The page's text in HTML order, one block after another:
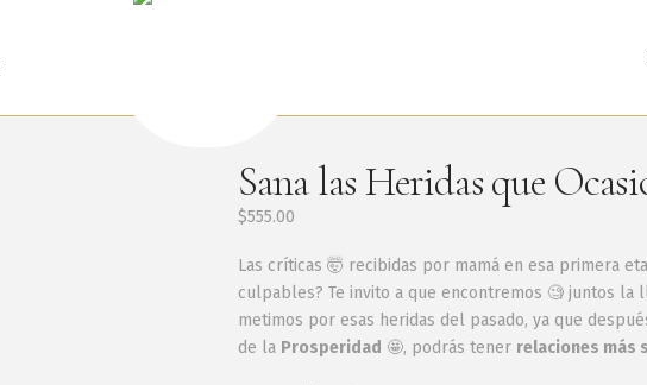
Sana las Heridas que
$555.00
Las críticas 🤯 recibidas por mamá en esa primera
culpables? Te invito a que encontremos 🧐 juntos
metimos por esas heridas del pasado, ya que
de la Prosperidad 🤩, podrás tener relaciones más